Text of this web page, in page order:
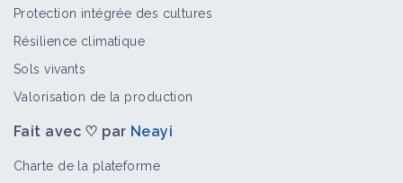
Protection intégrée des cultures
Résilience climatique
Sols vivants
Valorisation de la production
Fait avec ♡ par Neayi
Charte de la plateforme